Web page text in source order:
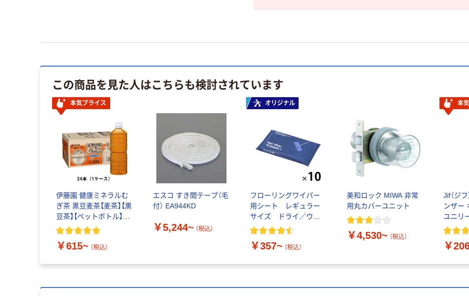
この商品を見た人はこちらも検討されています
本気プライス
伊藤園 健康ミネラルむ
ぎ茶 黒豆麦茶【麦茶】【黒
豆茶】【ペットボトル】
【缶】【紙パック】【ノンカ
￥615~ （税込）
エスコ すき間テープ（毛
付） EA944KD
￥5,244~ （税込）
オリジナル
フローリングワイパー
用シート レギュラー
サイズ ドライ／ウェ
ット アスクル オリジ
￥357~ （税込）
美和ロック MIWA 非常
用丸カバーユニット
￥4,530~ （税込）
本
Jif（ジ
ンザー
ユニリ
￥